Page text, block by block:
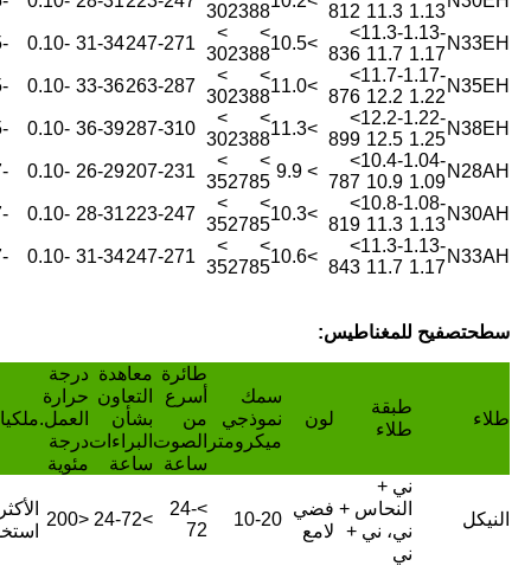
1.13
11.3
812
2388
30
N33EH
1.13-
1.17
11.3-
11.7
>
836
>10.5
>
2388
>
30
247-271
31-34
-0.10
-0.55
N35EH
1.17-
1.22
11.7-
12.2
>
876
>11.0
>
2388
>
30
263-287
33-36
-0.10
-0.55
N38EH
1.22-
1.25
12.2-
12.5
>
899
>11.3
>
2388
>
30
287-310
36-39
-0.10
-0.55
N28AH
1.04-
1.09
10.4-
10.9
>
787
> 9.9
>
2785
>
35
207-231
26-29
-0.10
-0.47
N30AH
1.08-
1.13
10.8-
11.3
>
819
>10.3
>
2785
>
35
223-247
28-31
-0.10
-0.47
N33AH
1.13-
1.17
11.3-
11.7
>
843
>10.6
>
2785
>
35
247-271
31-34
-0.10
-0.47
سطحتصفيح للمغناطيس:
طلاء
طبقة
طلاء
لون
سمك
نموذجي
ميكرومتر
طائرة
أسرع
من
الصوت
ساعة
معاهدة
التعاون
بشأن
البراءات
ساعة
درجة
حرارة
العمل.
درجة
مئوية
النيكل
ني +
النحاس +
ني، ني +
ني
فضي
لامع
10-20
>24-
72
>24-72
<200